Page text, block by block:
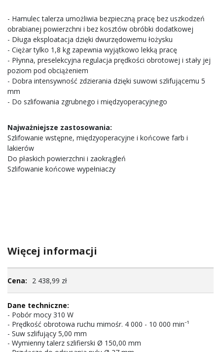
- Hamulec talerza umożliwia bezpieczną pracę bez uszkodzeń
obrabianej powierzchni i bez kosztów obróbki dodatkowej
- Długa eksploatacja dzięki dwurzędowemu łożysku
- Ciężar tylko 1,8 kg zapewnia wyjątkowo lekką pracę
- Płynna, preselekcyjna regulacja prędkości obrotowej i stały jej
poziom pod obciążeniem
- Dobra intensywność zdzierania dzięki suwowi szlifującemu 5
mm
- Do szlifowania zgrubnego i międzyoperacyjnego
Najważniejsze zastosowania:
Szlifowanie wstępne, międzyoperacyjne i końcowe farb i
lakierów
Do płaskich powierzchni i zaokrągleń
Szlifowanie końcowe wypełniaczy
Więcej informacji
informacji2 438,99 zł
- Pobór mocy 310 W
- Prędkość obrotowa ruchu mimośr. 4 000 - 10 000 min⁻¹
- Suw szlifujący 5,00 mm
- Wymienny talerz szlifierski Ø 150,00 mm